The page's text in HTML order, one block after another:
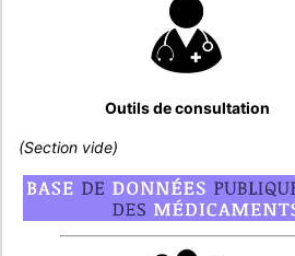
Outils de consultation
(Section vide)